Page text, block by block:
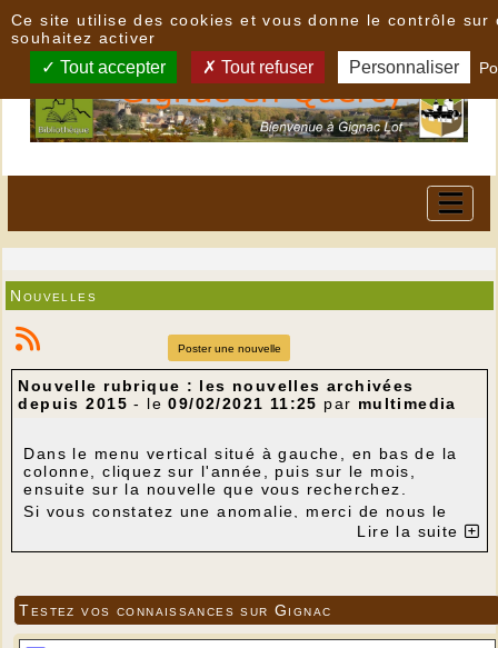
Nouvelles
Poster une nouvelle
Nouvelle rubrique : les nouvelles archivées
depuis 2015 - le09/02/2021 11:25 par multimedia
Dans le menu vertical situé à gauche, en bas de la
colonne, cliquez sur l'année, puis sur le mois,
ensuite sur la nouvelle que vous recherchez.
Si vous constatez une anomalie, merci de nous le
Lire la suite
Testez vos connaissances sur Gignac
Ce site utilise des cookies et vous donne le contrôle sur
souhaitez activer
Tout accepter Tout refuser Personnaliser